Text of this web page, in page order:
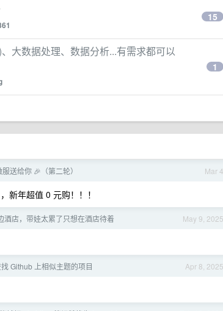
15
大数据处理、数据分析...有需求都可以
1
Mar 4
送给你 🎉（第二轮）
新年超值 0 元购！！！
May 9, 2025
店，带娃太累了只想在酒店待着
Apr 8, 2025
Github 上相似主题的项目